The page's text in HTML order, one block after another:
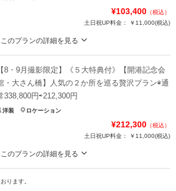
¥103,400 （税込）
土日祝UP料金：
￥11,000(税込)
このプランの詳細を見る
ラデーション。美しい夕景や夜景など、大さん橋
トできます。 ◆カット数：160
半額 ②ハイクオリティレタッチ希望枚数半額 ③2
④ヘアメイクチェンジ半額 ⑤アルバム半額⑥追加カ
額 ⑧ハイクオリティレタッチ10枚 ⑨リフレクショ
【8・9月撮影限定】《５大特典付》【開港記念会
・大さん橋】人気の２か所を巡る贅沢プラン◉通
338,800円⇨212,300円
洋装 ロケーション
¥212,300 （税込）
土日祝UP料金：
￥11,000(税込)
このプランの詳細を見る
枚＆リフレクション1枚付き
半額 ②ハイクオリティレタッチ希望枚数半額 ③2
ります。